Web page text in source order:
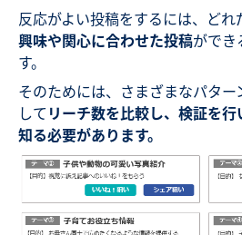
反応がよい投稿をするには、どれ
興味や関心に合わせた投稿ができ
す。
そのためには、さまざまなパタ
してリーチ数を比較し、検証を
知る必要があります。